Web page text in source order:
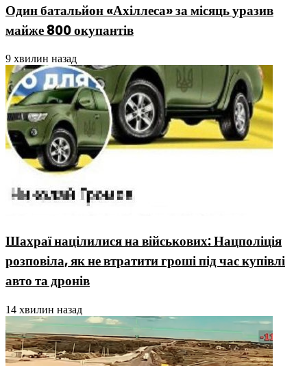
Один батальйон «Ахіллеса» за місяць уразив
майже 800 окупантів
9 хвилин назад
Шахраї націлилися на військових: Нацполіція
розповіла, як не втратити гроші під час купівлі
авто та дронів
14 хвилин назад